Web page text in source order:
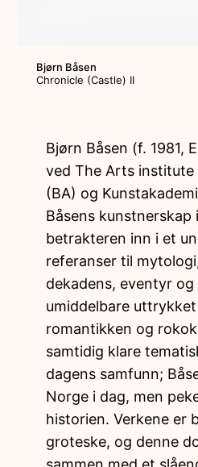
Bjørn Båsen
Chronicle (Castle) II
Bjørn Båsen (f. 1981,
ved The Arts
(BA) og
Båsens kunstnerskap
betrakteren inn i et
referanser til
dekadens, eventyr og
umiddelbare
romantikken og
samtidig klare
dagens samfunn;
Norge i dag, men
historien. Verkene er
groteske, og denne